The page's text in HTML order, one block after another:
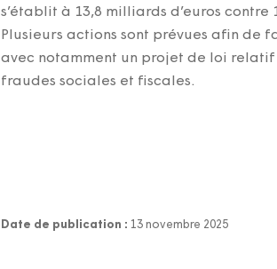
s’établit à 13,8 milliards d’euros contre
Plusieurs actions sont prévues afin de
avec notamment un projet de loi
fraudes sociales et fiscales.
Date de publication : 13 novembre 2025